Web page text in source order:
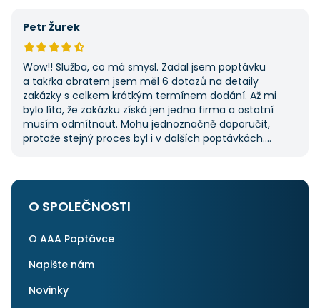
Petr Žurek
Wow!! Služba, co má smysl. Zadal jsem poptávku
a takřka obratem jsem měl 6 dotazů na detaily
zakázky s celkem krátkým termínem dodání. Až mi
bylo líto, že zakázku získá jen jedna firma a ostatní
musím odmítnout. Mohu jednoznačně doporučit,
protože stejný proces byl i v dalších poptávkách.
O SPOLEČNOSTI
O AAA Poptávce
Napište nám
Novinky